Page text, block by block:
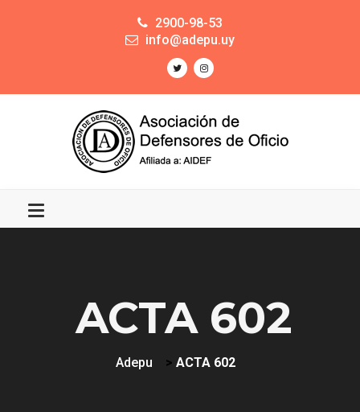
2900-98-53
info@adepu.uy
ACTA 602
Adepu > ACTA 602